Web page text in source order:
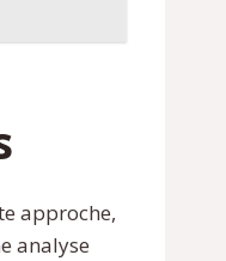
approche,
analyse